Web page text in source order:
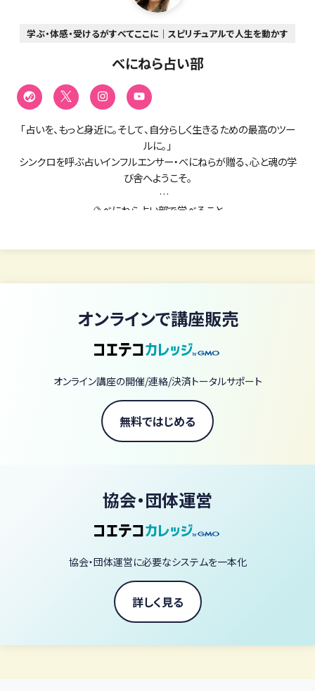
学ぶ・体感・受けるがすべてここに｜スピリチュアルで人生を動かす
べにねら占い部
「占いを、もっと身近に。そして、自分らしく生きるための最高のツー
ルに。」
シンクロを呼ぶ占いインフルエンサー・べにねらが贈る、心と魂の学
び舎へようこそ。
🔮べにねら占い部で学べること
・海外のアセンデッドマスター
👉カードリーディングのメッセージも含めて、楽しく・実践的に学
② 単発講座やワークショップ｜アーカイブ動画講座
「今のあなたにフィットする講座」
「見逃した講座をもう一度」
グで何度でも受講OK
③ 占い師養成コース（準備中｜5月開講予定）
占星術・タロット・数秘・フラワーエッセンスを統合した本格カリキ
ュラム
遇があります！
■✨特別プログラム（唯一のリアル体験）
オンラインで講座販売
オンライン講座の開催/連絡/決済トータルサポート
無料ではじめる
協会・団体運営
協会・団体運営に必要なシステムを一本化
詳しく見る